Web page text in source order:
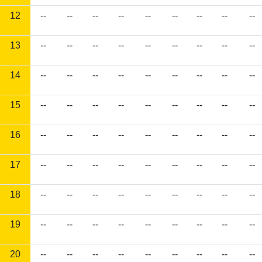
12 -- -- -- -- -- -- -- -- --
13 -- -- -- -- -- -- -- -- --
14 -- -- -- -- -- -- -- -- --
15 -- -- -- -- -- -- -- -- --
16 -- -- -- -- -- -- -- -- --
17 -- -- -- -- -- -- -- -- --
18 -- -- -- -- -- -- -- -- --
19 -- -- -- -- -- -- -- -- --
20 -- -- -- -- -- -- -- -- --